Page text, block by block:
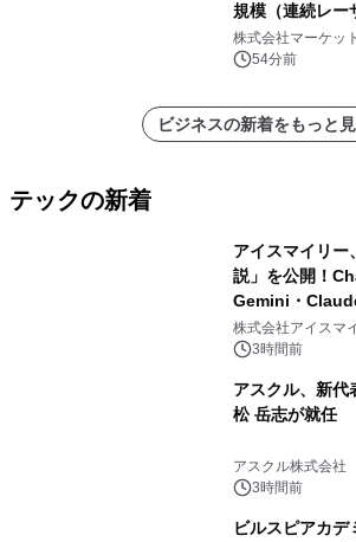
規模（連続レー
ー）・分析レポ
株式会社マーケッ
54分前
ビジネスの新着をもっと
テックの新着
アイスマイリ
説」を公開！
Gemini・
比較―自社に合
かる実践ガイド
株式会社アイスマ
3時間前
アスクル、新代
松 岳志が就任
アスクル株式会社
3時間前
ビルスピアカデ